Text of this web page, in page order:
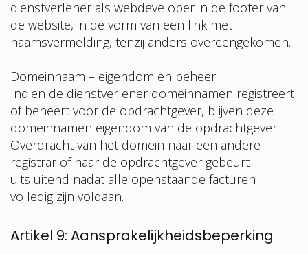
dienstverlener als webdeveloper in de footer van
de website, in de vorm van een link met
naamsvermelding, tenzij anders overeengekomen.
Domeinnaam – eigendom en beheer:
Indien de dienstverlener domeinnamen registreert
of beheert voor de opdrachtgever, blijven deze
domeinnamen eigendom van de opdrachtgever.
Overdracht van het domein naar een andere
registrar of naar de opdrachtgever gebeurt
uitsluitend nadat alle openstaande facturen
volledig zijn voldaan.
Artikel 9: Aansprakelijkheidsbeperking